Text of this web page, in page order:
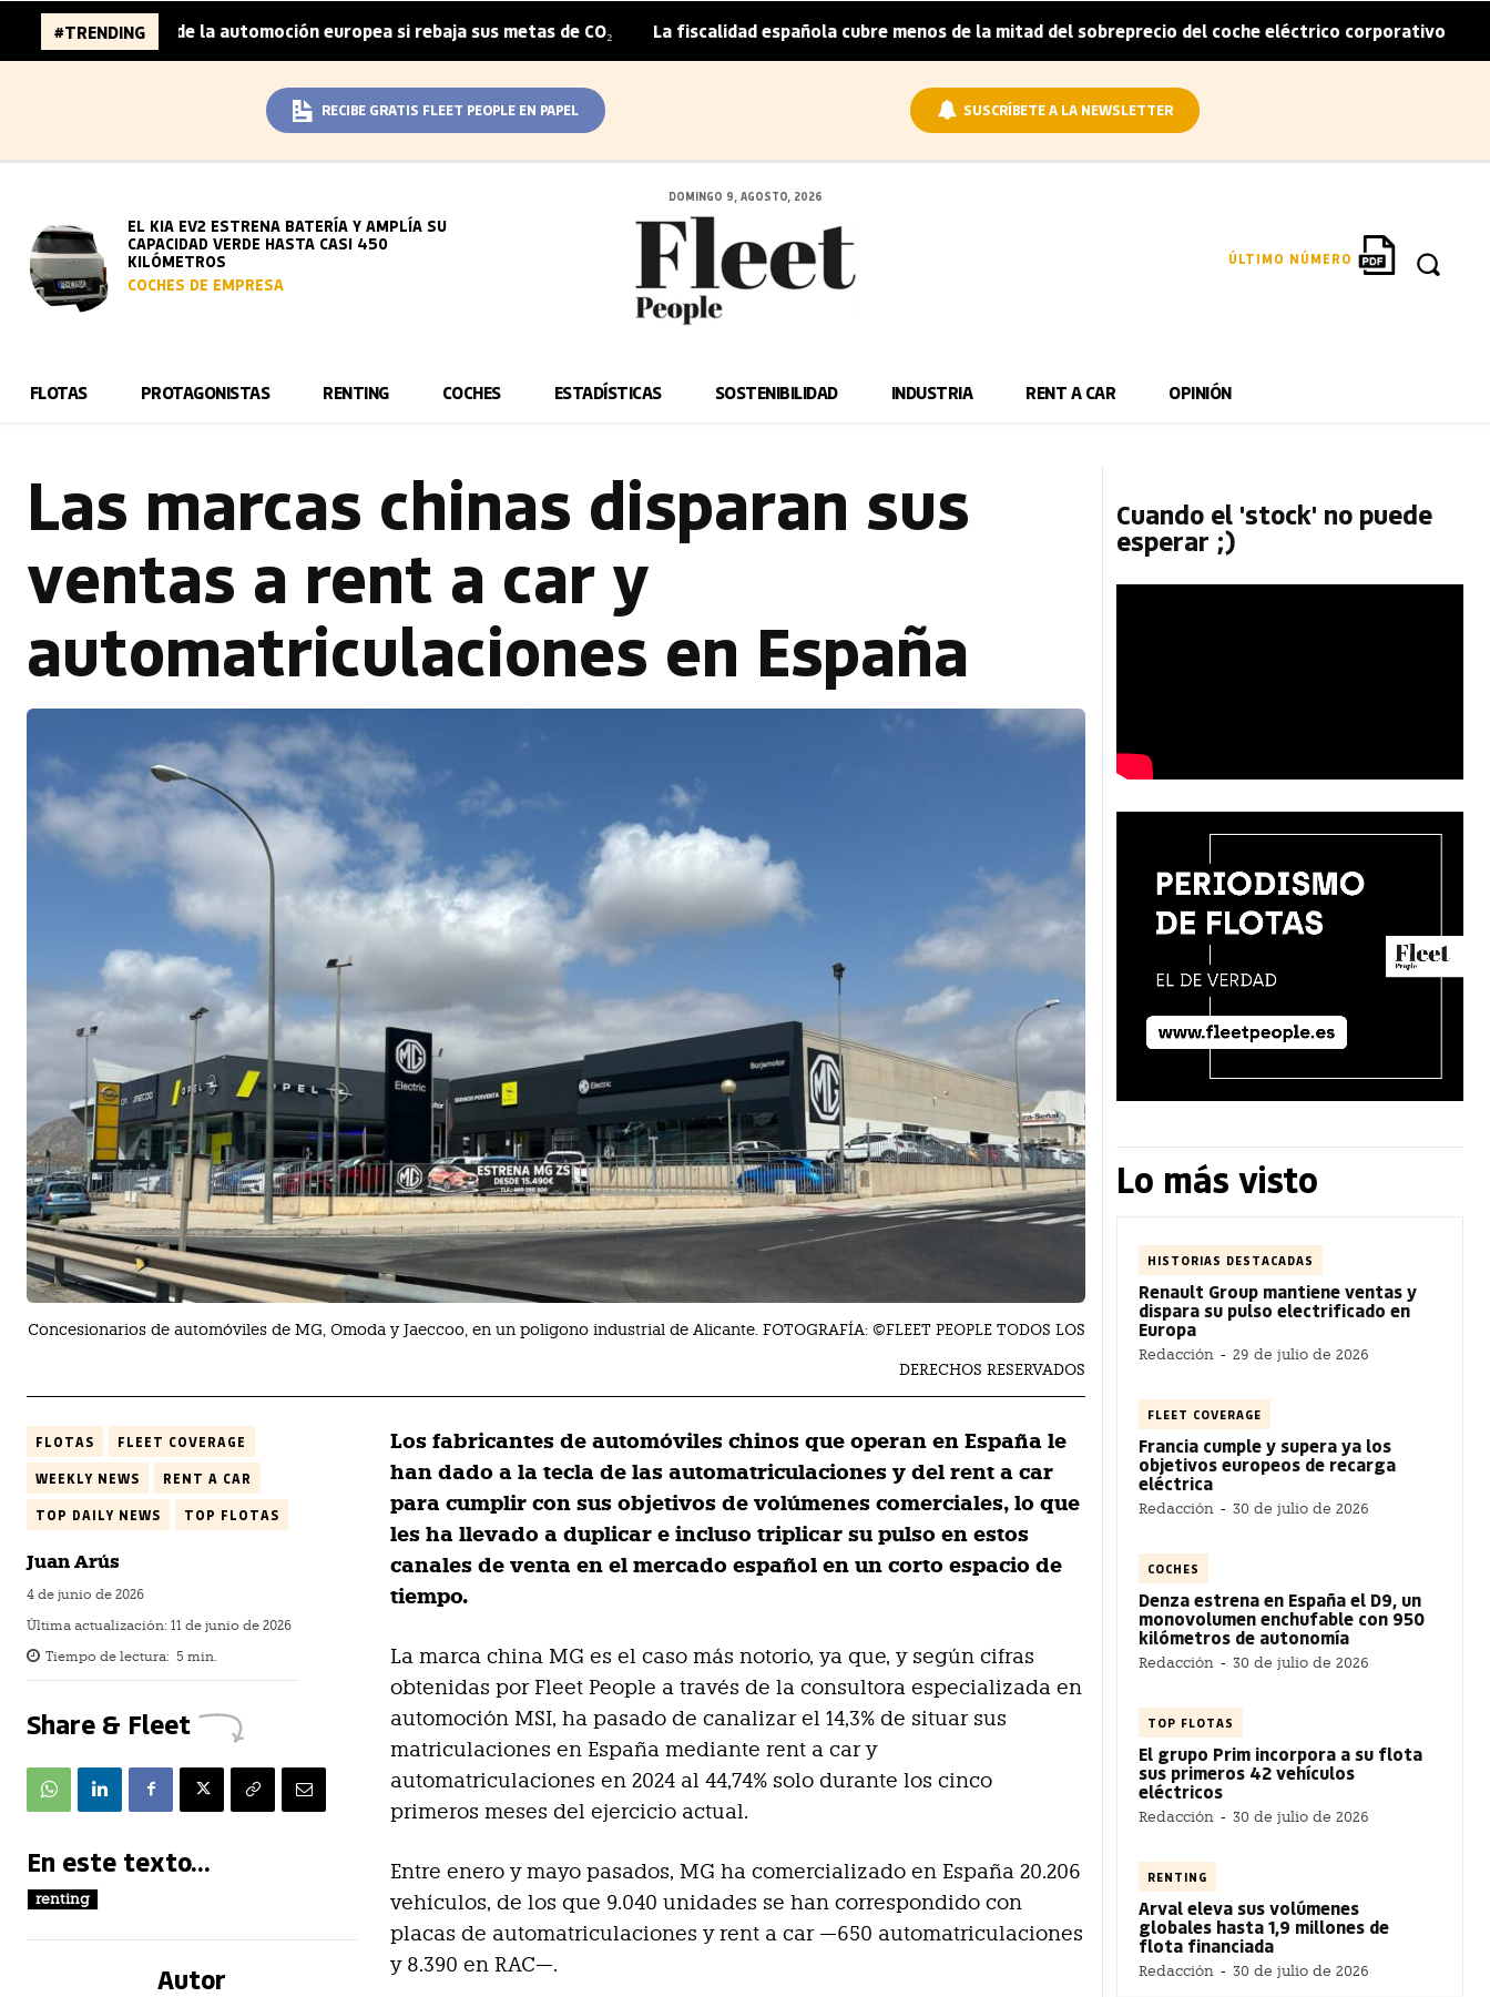
#TRENDING
de la automoción europea si rebaja sus metas de CO₂ | La fiscalidad española cubre menos de la mitad del sobreprecio del coche eléctrico corporativo | Arval
RECIBE GRATIS FLEET PEOPLE EN PAPEL SUSCRÍBETE A LA NEWSLETTER
EL KIA EV2 ESTRENA BATERÍA Y AMPLÍA SU
CAPACIDAD VERDE HASTA CASI 450
KILÓMETROS
COCHES DE EMPRESA
DOMINGO 9, AGOSTO, 2026
ÚLTIMO NÚMERO
FLOTAS PROTAGONISTAS RENTING COCHES ESTADÍSTICAS SOSTENIBILIDAD INDUSTRIA RENT A CAR OPINIÓN
Las marcas chinas disparan sus
ventas a rent a car y
automatriculaciones en España
Concesionarios de automóviles de MG, Omoda y Jaeccoo, en un poligono industrial de Alicante. FOTOGRAFÍA: ©FLEET PEOPLE TODOS LOS
DERECHOS RESERVADOS
FLOTAS FLEET COVERAGE
WEEKLY NEWS RENT A CAR
TOP DAILY NEWS TOP FLOTAS
Juan Arús
4 de junio de 2026
Última actualización: 11 de junio de 2026
Tiempo de lectura: 5 min.
Share & Fleet
En este texto...
renting
Autor
Los fabricantes de automóviles chinos que operan en España le
han dado a la tecla de las automatriculaciones y del rent a car
para cumplir con sus objetivos de volúmenes comerciales, lo que
les ha llevado a duplicar e incluso triplicar su pulso en estos
canales de venta en el mercado español en un corto espacio de
tiempo.
La marca china MG es el caso más notorio, ya que, y según cifras
obtenidas por Fleet People a través de la consultora especializada en
automoción MSI, ha pasado de canalizar el 14,3% de situar sus
matriculaciones en España mediante rent a car y
automatriculaciones en 2024 al 44,74% solo durante los cinco
primeros meses del ejercicio actual.
Entre enero y mayo pasados, MG ha comercializado en España 20.206
vehículos, de los que 9.040 unidades se han correspondido con
placas de automatriculaciones y rent a car —650 automatriculaciones
y 8.390 en RAC—.
Cuando el 'stock' no puede
esperar ;)
Lo más visto
HISTORIAS DESTACADAS
Renault Group mantiene ventas y
dispara su pulso electrificado en
Europa
Redacción - 29 de julio de 2026
FLEET COVERAGE
Francia cumple y supera ya los
objetivos europeos de recarga
eléctrica
Redacción - 30 de julio de 2026
COCHES
Denza estrena en España el D9, un
monovolumen enchufable con 950
kilómetros de autonomía
Redacción - 30 de julio de 2026
TOP FLOTAS
El grupo Prim incorpora a su flota
sus primeros 42 vehículos
eléctricos
Redacción - 30 de julio de 2026
RENTING
Arval eleva sus volúmenes
globales hasta 1,9 millones de
flota financiada
Redacción - 30 de julio de 2026